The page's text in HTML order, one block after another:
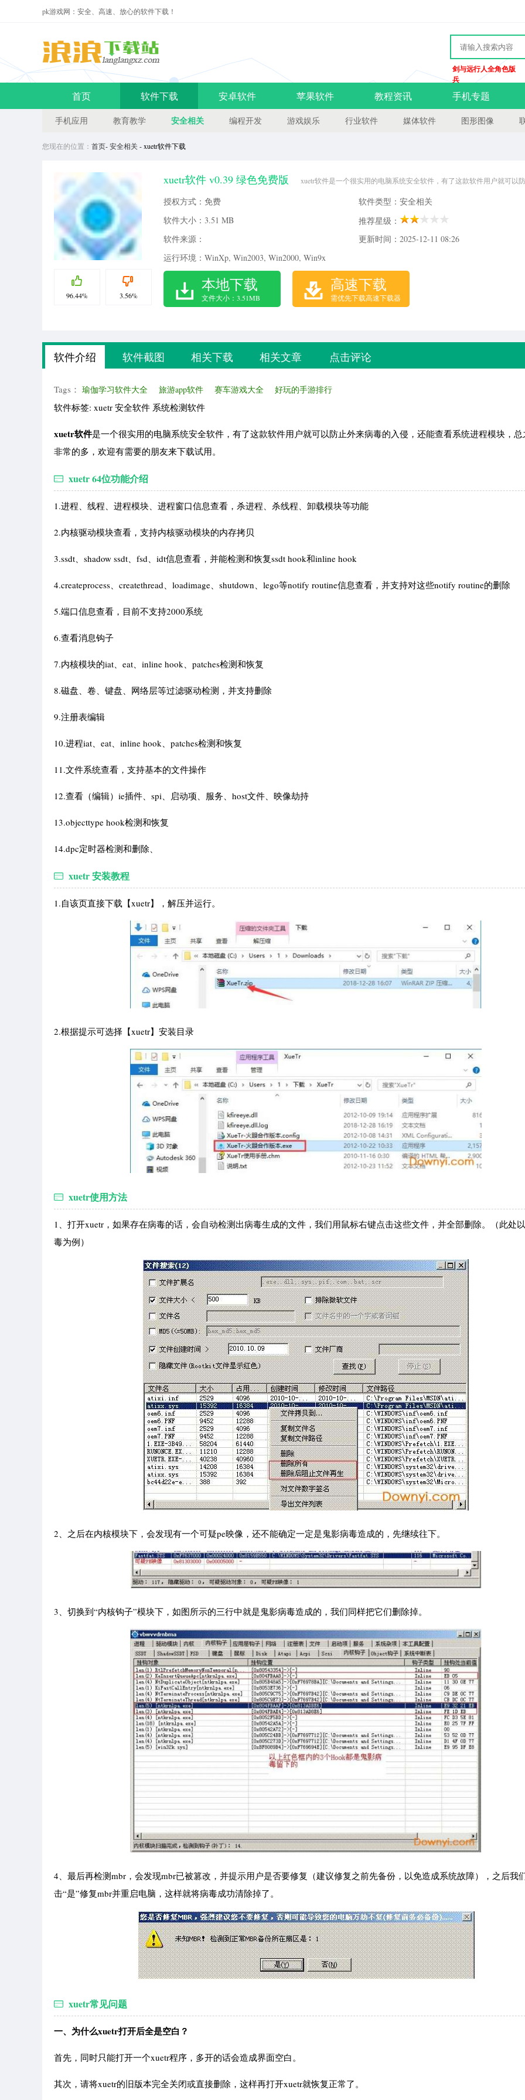
pk游戏网：安全、高速、放心的软件下载！
剑与远行人全角色版
兵
首页 软件下载 安卓软件 苹果软件 教程资讯 手机专题
手机应用 教育教学 安全相关 编程开发 游戏娱乐 行业软件 媒体软件 图形图像
您现在的位置： 首页-安全相关- xuetr软件下载
96.44% 3.56%
xuetr软件 v0.39 绿色免费版
xuetr软件是一个很实用的电脑系统安全软件，有了这款软件用户就可以
授权方式：免费
软件类型：安全相关
软件大小： 3.51 MB
推荐星级：
软件来源：
更新时间：2025-12-11 08:26
运行环境：WinXp, Win2003, Win2000, Win9x
本地下载
文件大小：3.51MB
高速下载
需优先下载高速下载器
软件介绍 软件截图 相关下载 相关文章 点击评论
Tags： 瑜伽学习软件大全 旅游app软件 赛车游戏大全 好玩的手游排行
软件标签: xuetr 安全软件 系统检测软件
xuetr软件是一个很实用的电脑系统安全软件，有了这款软件用户就可以防止外来病毒的入侵，还能查看系统进程模块，
非常的多，欢迎有需要的朋友来下载试用。
xuetr 64位功能介绍
1.进程、线程、进程模块、进程窗口信息查看，杀进程、杀线程、卸载模块等功能
2.内核驱动模块查看，支持内核驱动模块的内存拷贝
3.ssdt、shadow ssdt、fsd、idt信息查看，并能检测和恢复ssdt hook和inline hook
4.createprocess、createthread、loadimage、shutdown、lego等notify routine信息查看，并支持对这些notify routine的删除
5.端口信息查看，目前不支持2000系统
6.查看消息钩子
7.内核模块的iat、eat、inline hook、patches检测和恢复
8.磁盘、卷、键盘、网络层等过滤驱动检测，并支持删除
9.注册表编辑
10.进程iat、eat、inline hook、patches检测和恢复
11.文件系统查看，支持基本的文件操作
12.查看（编辑）ie插件、spi、启动项、服务、host文件、映像劫持
13.objecttype hook检测和恢复
14.dpc定时器检测和删除、
xuetr 安装教程
1.自该页直接下载【xuetr】，解压并运行。
2.根据提示可选择【xuetr】安装目录
xuetr使用方法
1、打开xuetr，如果存在病毒的话，会自动检测出病毒生成的文件，我们用鼠标右键点击这些文件，并全部删除。（此处
毒为例）
2、之后在内核模块下，会发现有一个可疑pe映像，还不能确定一定是鬼影病毒造成的，先继续往下。
3、切换到“内核钩子”模块下，如图所示的三行中就是鬼影病毒造成的，我们同样把它们删除掉。
4、最后再检测mbr，会发现mbr已被篡改，并提示用户是否要修复（建议修复之前先备份，以免造成系统故障），之后我
击“是”修复mbr并重启电脑，这样就将病毒成功清除掉了。
xuetr常见问题
一、为什么xuetr打开后全是空白？
首先，同时只能打开一个xuetr程序，多开的话会造成界面空白。
其次，请将xuetr的旧版本完全关闭或直接删除，这样再打开xuetr就恢复正常了。